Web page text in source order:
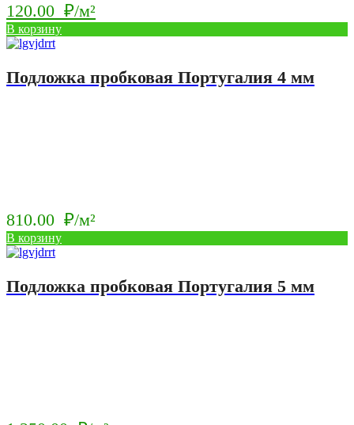
составляла
м².
120.00 ₽/м²
Текущая
цена:
120.00
В корзину
Подложка пробковая Португалия 4 мм
810.00 ₽/м²
В корзину
Подложка пробковая Португалия 5 мм